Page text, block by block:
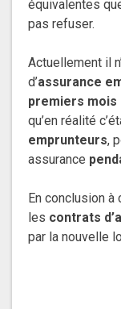
équivalentes
pas refuser.
Actuellement il
d’assurance
premiers mois
qu’en réalité
emprunteurs,
assurance
En conclusion à
les contrats
par la nouvelle